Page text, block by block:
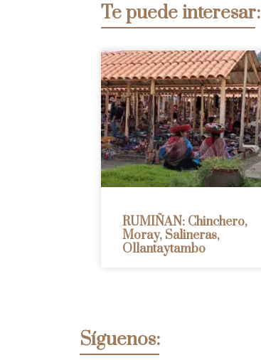
Te puede interesar:
RUMIÑAN: Chinchero,
Moray, Salineras,
Ollantaytambo
Síguenos: